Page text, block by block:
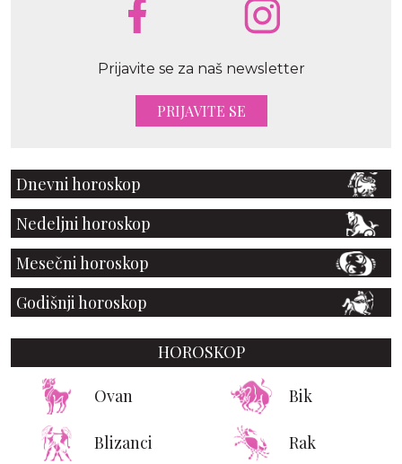
Prijavite se za naš newsletter
PRIJAVITE SE
Dnevni horoskop
Nedeljni horoskop
Mesečni horoskop
Godišnji horoskop
HOROSKOP
Ovan Bik
Blizanci Rak